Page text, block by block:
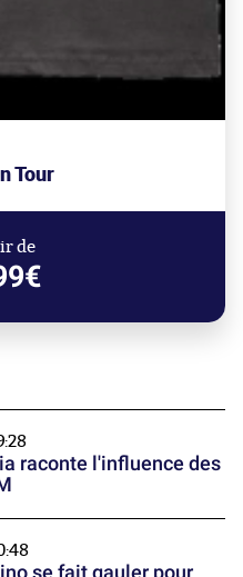
Tour
de
raconte l'influence des
se fait gauler pour